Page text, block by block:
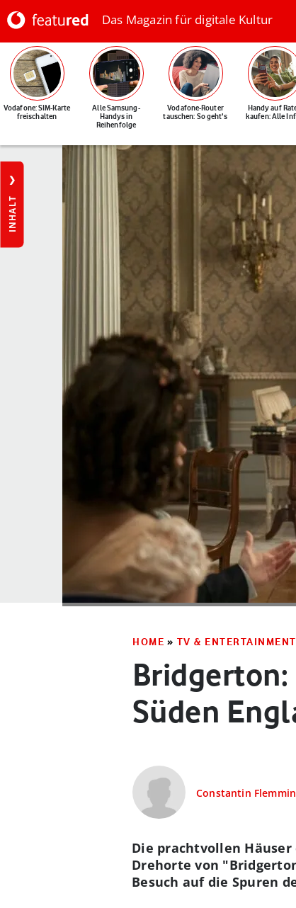
Das Magazin für digitale Kultur
Vodafone: SIM-Karte
freischalten
Alle Samsung-
Handys in
Reihenfolge
Vodafone-Router
tauschen: So geht's
Handy auf
kaufen: Alle
INHALT
HOME » TV & ENTERTAINMENT
Süden
Constantin
Die prachtvollen
Drehorte von
Besuch auf die Spuren